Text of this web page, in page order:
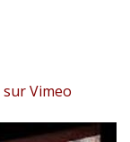
sur Vimeo